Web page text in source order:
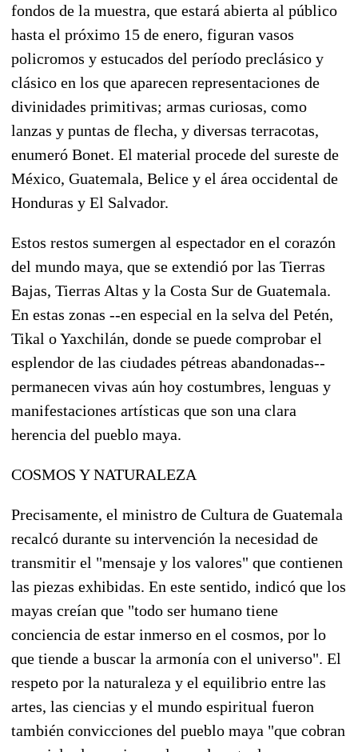
fondos de la muestra, que estará abierta al público
hasta el próximo 15 de enero, figuran vasos
policromos y estucados del período preclásico y
clásico en los que aparecen representaciones de
divinidades primitivas; armas curiosas, como
lanzas y puntas de flecha, y diversas terracotas,
enumeró Bonet. El material procede del sureste de
México, Guatemala, Belice y el área occidental de
Honduras y El Salvador.
Estos restos sumergen al espectador en el corazón
del mundo maya, que se extendió por las Tierras
Bajas, Tierras Altas y la Costa Sur de Guatemala.
En estas zonas --en especial en la selva del Petén,
Tikal o Yaxchilán, donde se puede comprobar el
esplendor de las ciudades pétreas abandonadas--
permanecen vivas aún hoy costumbres, lenguas y
manifestaciones artísticas que son una clara
herencia del pueblo maya.
COSMOS Y NATURALEZA
Precisamente, el ministro de Cultura de Guatemala
recalcó durante su intervención la necesidad de
transmitir el "mensaje y los valores" que contienen
las piezas exhibidas. En este sentido, indicó que los
mayas creían que "todo ser humano tiene
conciencia de estar inmerso en el cosmos, por lo
que tiende a buscar la armonía con el universo". El
respeto por la naturaleza y el equilibrio entre las
artes, las ciencias y el mundo espiritual fueron
también convicciones del pueblo maya "que cobran